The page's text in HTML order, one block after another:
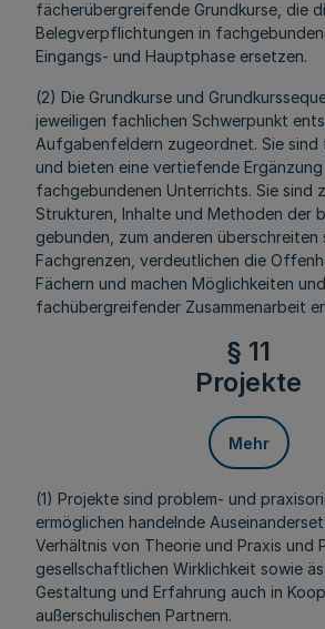
fächerübergreifende Grundkurse, die
Belegverpflichtungen in
Eingangs- und Hauptphase ersetzen.
(2) Die Grundkurse und
jeweiligen fachlichen Schwerpunkt
Aufgabenfeldern zugeordnet. Sie sind
und bieten eine vertiefende Ergänzung
fachgebundenen Unterrichts. Sie sind
Strukturen, Inhalte und Methoden der
gebunden, zum anderen überschreiten
Fachgrenzen, verdeutlichen die
Fächern und machen Möglichkeiten
fachübergreifender Zusammenarbeit
§ 11
Projekte
Mehr
(1) Projekte sind problem- und
ermöglichen handelnde
Verhältnis von Theorie und Praxis und
gesellschaftlichen Wirklichkeit sowie
Gestaltung und Erfahrung auch in
außerschulischen Partnern.